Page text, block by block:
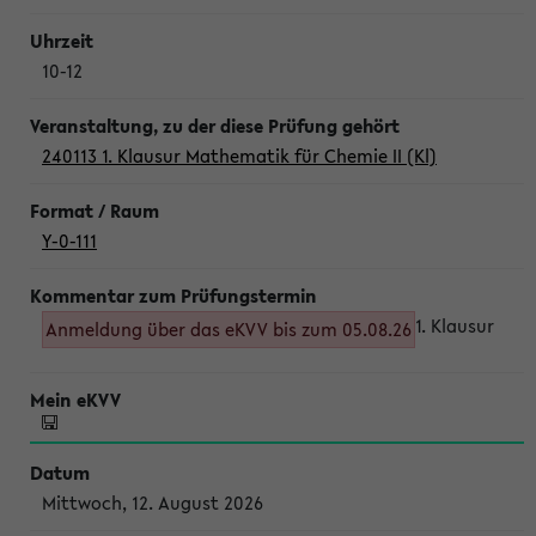
10-12
240113 1. Klausur Mathematik für Chemie II (Kl)
Y-0-111
Anmeldung über das eKVV bis zum 05.08.26 1. Klausur
Mittwoch, 12. August 2026